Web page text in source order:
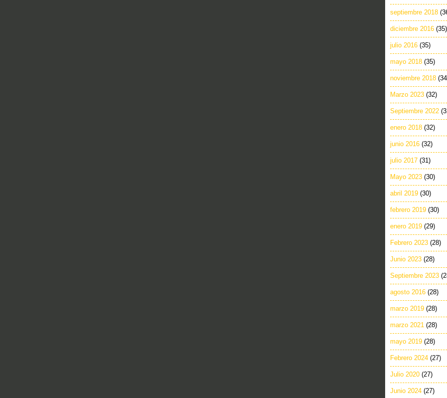
septiembre 2018
diciembre 2016 (35)
julio 2016 (35)
mayo 2018 (35)
noviembre 2018
Marzo 2023 (32)
Septiembre 2022
enero 2018 (32)
junio 2016 (32)
julio 2017 (31)
Mayo 2023 (30)
abril 2019 (30)
febrero 2019 (30)
enero 2019 (29)
Febrero 2023 (28)
Junio 2023 (28)
Septiembre 2023
agosto 2016 (28)
marzo 2019 (28)
marzo 2021 (28)
mayo 2019 (28)
Febrero 2024 (27)
Julio 2020 (27)
Junio 2024 (27)